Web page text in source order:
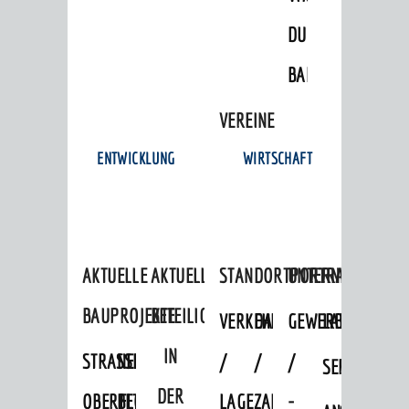
DULGER-
BAD
VEREINE
ENTWICKLUNG
AKTUELLE
BAUPROJEKTE
STRASSENBAUMASSNAHMEN OB
ERFLOCKENBACH
NEUBAU
BETRIEBSGEBÄUDE
AKTUELLE
BETEILIGUNGEN
IN
DER
WIRTSCHAFT
STANDORTPORTRAIT
VERKEHRSANBINDUNG
/
LAGE
DATEN
/
ZAHLEN
UNTERNEHMEN
GEWERBEFLÄCHEN
/
-